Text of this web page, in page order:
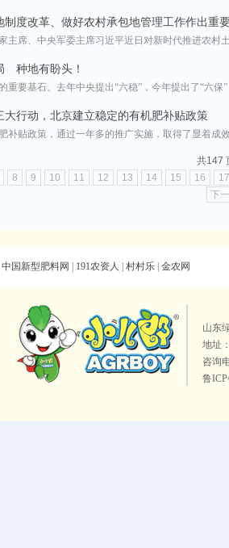
制度改革、做好农村承包地管理工作作出重
席、中央军委主席习近平近日对新时代推进农村
种地有盼头！
要基石。去年中央提出“六稳”，今年提出了“六保
大行动，北京建立稳定的有机肥补贴政策
贴政策，通过一年多的推广实施，取得了显着成
共147
8 9 10 11 12 13 14 15 16
17
下
中国新型肥料网 191农资人 村村乐 金农网
山东
地址
咨询
鲁